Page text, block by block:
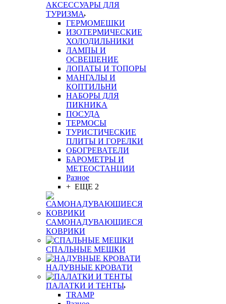
АКСЕССУАРЫ ДЛЯ
ТУРИЗМА
ГЕРМОМЕШКИ
ИЗОТЕРМИЧЕСКИЕ
ХОЛОДИЛЬНИКИ
ЛАМПЫ И
ОСВЕЩЕНИЕ
ЛОПАТЫ И ТОПОРЫ
МАНГАЛЫ И
КОПТИЛЬНИ
НАБОРЫ ДЛЯ
ПИКНИКА
ПОСУДА
ТЕРМОСЫ
ТУРИСТИЧЕСКИЕ
ПЛИТЫ И ГОРЕЛКИ
ОБОГРЕВАТЕЛИ
БАРОМЕТРЫ И
МЕТЕОСТАНЦИИ
Разное
+ ЕЩЕ 2
САМОНАДУВАЮЩИЕСЯ
КОВРИКИ
СПАЛЬНЫЕ МЕШКИ
НАДУВНЫЕ КРОВАТИ
ПАЛАТКИ И ТЕНТЫ
TRAMP